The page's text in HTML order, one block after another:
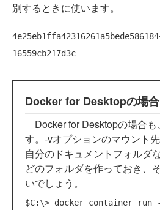
別するときに使います。
Docker for Desktopの場合
Docker for Desktopの場合
す。-vオプションのマウント先
自分のドキュメントフォルダ
どのフォルダを作っておき、
いでしょう。
$C:\> docker container run --